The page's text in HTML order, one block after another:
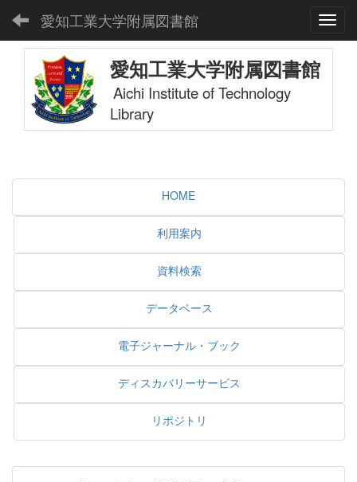
愛知工業大学附属図書館
愛知工業大学附属図書館
Aichi Institute of Technology
Library
HOME
利用案内
資料検索
データベース
電子ジャーナル・ブック
ディスカバリーサービス
リポジトリ